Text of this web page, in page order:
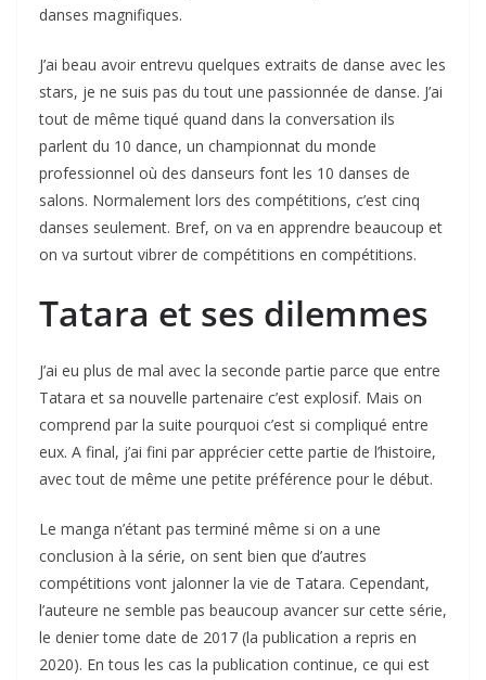
danses magnifiques.
J’ai beau avoir entrevu quelques extraits de danse avec les
stars, je ne suis pas du tout une passionnée de danse. J’ai
tout de même tiqué quand dans la conversation ils
parlent du 10 dance, un championnat du monde
professionnel où des danseurs font les 10 danses de
salons. Normalement lors des compétitions, c’est cinq
danses seulement. Bref, on va en apprendre beaucoup et
on va surtout vibrer de compétitions en compétitions.
Tatara et ses dilemmes
J’ai eu plus de mal avec la seconde partie parce que entre
Tatara et sa nouvelle partenaire c’est explosif. Mais on
comprend par la suite pourquoi c’est si compliqué entre
eux. A final, j’ai fini par apprécier cette partie de l’histoire,
avec tout de même une petite préférence pour le début.
Le manga n’étant pas terminé même si on a une
conclusion à la série, on sent bien que d’autres
compétitions vont jalonner la vie de Tatara. Cependant,
l’auteure ne semble pas beaucoup avancer sur cette série,
le denier tome date de 2017 (la publication a repris en
2020). En tous les cas la publication continue, ce qui est